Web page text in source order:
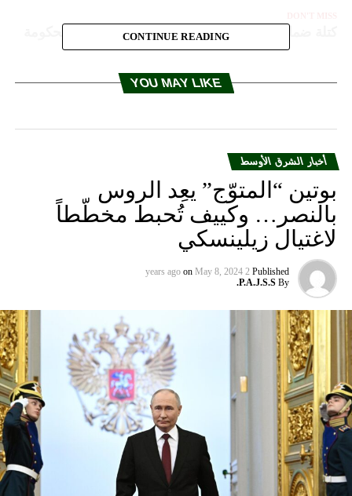
كتلة ضمانة الجبل: لاعتماد معيار واحد في تشكيل الحكومة
CONTINUE READING
YOU MAY LIKE
أخبار الشرق الأوسط
بوتين “المتوّج” يعِد الروس
بالنصر… وكييف تُحبط مخطّطاً
لاغتيال زيلينسكي
Published
2 years ago
on May 8, 2024
By
P.A.J.S.S.